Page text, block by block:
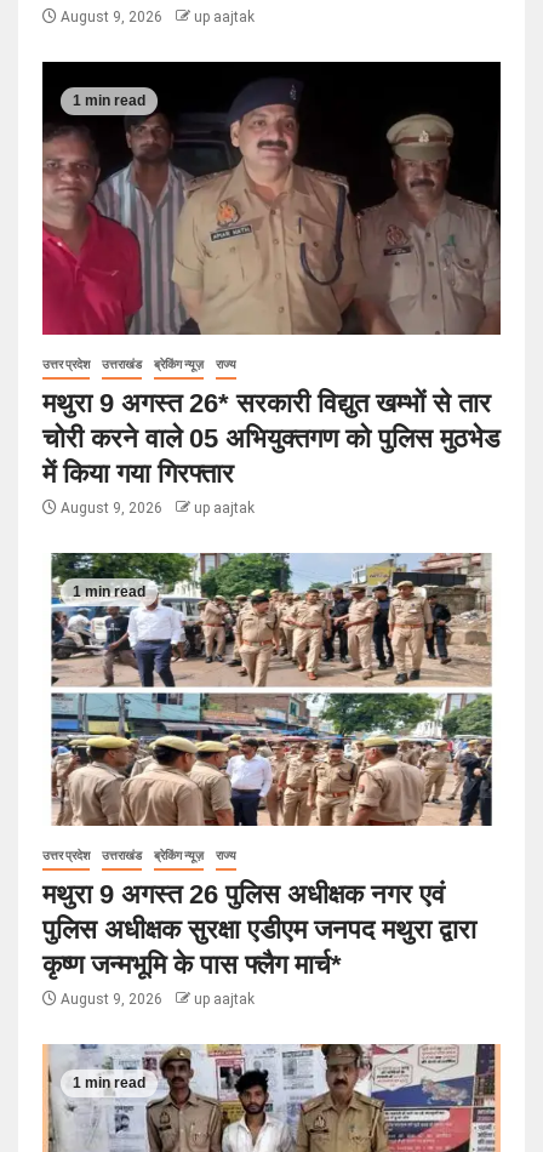
August 9, 2026 up aajtak
1 min read
उत्तर प्रदेश उत्तराखंड ब्रेकिंग न्यूज़ राज्य
मथुरा 9 अगस्त 26* सरकारी विद्युत खम्भों से तार
चोरी करने वाले 05 अभियुक्तगण को पुलिस मुठभेड
में किया गया गिरफ्तार
August 9, 2026 up aajtak
1 min read
उत्तर प्रदेश उत्तराखंड ब्रेकिंग न्यूज़ राज्य
मथुरा 9 अगस्त 26 पुलिस अधीक्षक नगर एवं
पुलिस अधीक्षक सुरक्षा एडीएम जनपद मथुरा द्वारा
कृष्ण जन्मभूमि के पास फ्लैग मार्च*
August 9, 2026 up aajtak
1 min read